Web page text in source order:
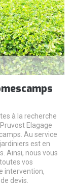
à la recherche
Elagage
Au service
est en
Ainsi, nous vous
vos
intervention,
devis.